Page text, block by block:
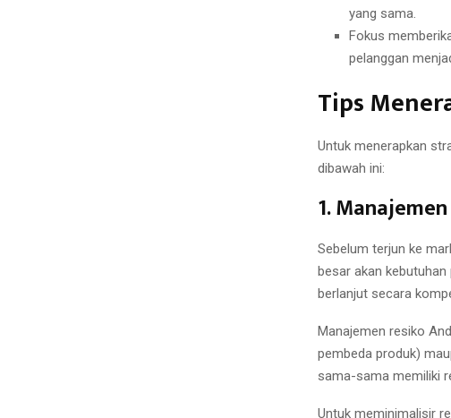
yang sama.
Fokus
pelanggan
Tips
Untuk menerapkan
dibawah ini:
1.
Sebelum terjun ke
besar akan
berlanjut secara
Manajemen resiko
pembeda produk)
sama-sama memiliki
Untuk meminimalisir